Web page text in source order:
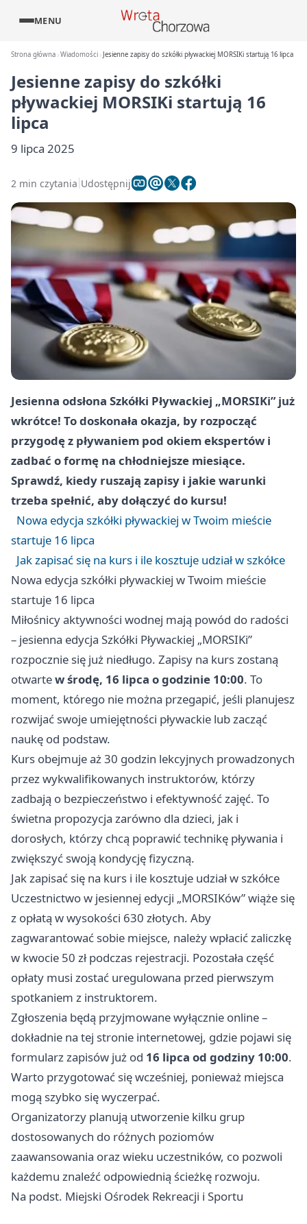
MENU
Strona główna Wiadomości Jesienne zapisy do szkółki pływackiej MORSIKi startują 16 lipca
Jesienne zapisy do szkółki
pływackiej MORSIKi startują 16
lipca
9 lipca 2025
2 min czytania Udostępnij
Jesienna odsłona Szkółki Pływackiej „MORSIKi” już
wkrótce! To doskonała okazja, by rozpocząć
przygodę z pływaniem pod okiem ekspertów i
zadbać o formę na chłodniejsze miesiące.
Sprawdź, kiedy ruszają zapisy i jakie warunki
trzeba spełnić, aby dołączyć do kursu!
Nowa edycja szkółki pływackiej w Twoim mieście
startuje 16 lipca
Jak zapisać się na kurs i ile kosztuje udział w szkółce
Nowa edycja szkółki pływackiej w Twoim mieście
startuje 16 lipca
Miłośnicy aktywności wodnej mają powód do radości
– jesienna edycja Szkółki Pływackiej „MORSIKi”
rozpocznie się już niedługo. Zapisy na kurs zostaną
otwartew środę, 16 lipca o godzinie 10:00. To
moment, którego nie można przegapić, jeśli planujesz
rozwijać swoje umiejętności pływackie lub zacząć
naukę od podstaw.
Kurs obejmuje aż 30 godzin lekcyjnych prowadzonych
przez wykwalifikowanych instruktorów, którzy
zadbają o bezpieczeństwo i efektywność zajęć. To
świetna propozycja zarówno dla dzieci, jak i
dorosłych, którzy chcą poprawić technikę pływania i
zwiększyć swoją kondycję fizyczną.
Jak zapisać się na kurs i ile kosztuje udział w szkółce
Uczestnictwo w jesiennej edycji „MORSIKów” wiąże się
z opłatą w wysokości 630 złotych. Aby
zagwarantować sobie miejsce, należy wpłacić zaliczkę
w kwocie 50 zł podczas rejestracji. Pozostała część
opłaty musi zostać uregulowana przed pierwszym
spotkaniem z instruktorem.
Zgłoszenia będą przyjmowane wyłącznie online –
dokładnie na tej stronie internetowej, gdzie pojawi się
formularz zapisów już od 16 lipca od godziny 10:00.
Warto przygotować się wcześniej, ponieważ miejsca
mogą szybko się wyczerpać.
Organizatorzy planują utworzenie kilku grup
dostosowanych do różnych poziomów
zaawansowania oraz wieku uczestników, co pozwoli
każdemu znaleźć odpowiednią ścieżkę rozwoju.
Na podst. Miejski Ośrodek Rekreacji i Sportu